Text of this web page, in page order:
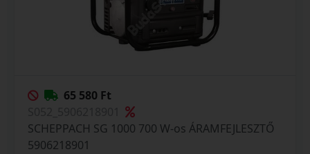
65 580 Ft
SCHEPPACH SG 1000 700 W-os ÁRAMFEJLESZTŐ
5906218901